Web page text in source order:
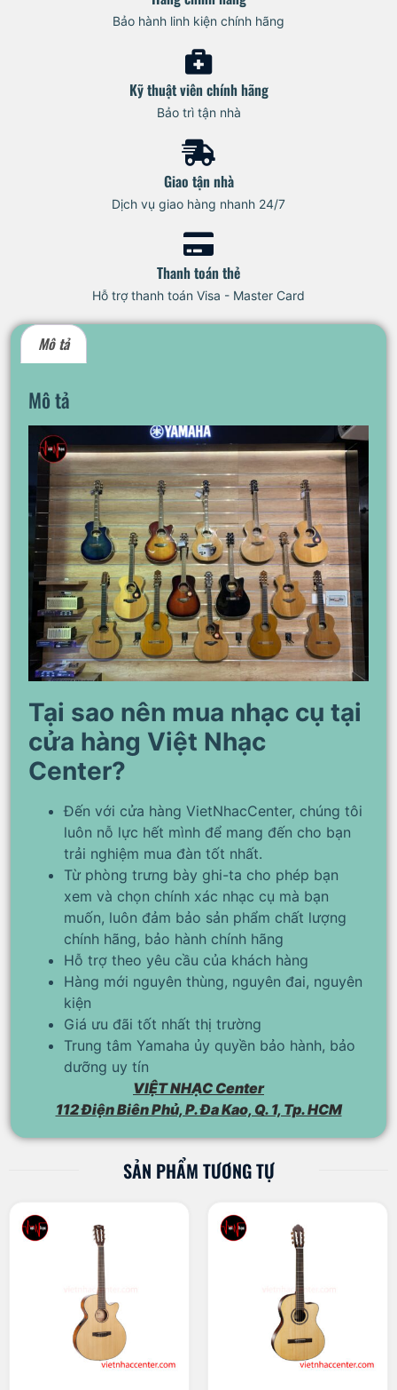
Bảo hành linh kiện chính hãng
Kỹ thuật viên chính hãng
Bảo trì tận nhà
Giao tận nhà
Dịch vụ giao hàng nhanh 24/7
Thanh toán thẻ
Hỗ trợ thanh toán Visa - Master Card
Mô tả
Mô tả
Tại sao nên mua nhạc cụ tại
cửa hàng Việt Nhạc
Center?
Đến với cửa hàng VietNhacCenter, chúng tôi
luôn nỗ lực hết mình để mang đến cho bạn
trải nghiệm mua đàn tốt nhất.
Từ phòng trưng bày ghi-ta cho phép bạn
xem và chọn chính xác nhạc cụ mà bạn
muốn, luôn đảm bảo sản phẩm chất lượng
chính hãng, bảo hành chính hãng
Hỗ trợ theo yêu cầu của khách hàng
Hàng mới nguyên thùng, nguyên đai, nguyên
kiện
Giá ưu đãi tốt nhất thị trường
Trung tâm Yamaha ủy quyền bảo hành, bảo
dưỡng uy tín
VIỆT NHẠC Center
112 Điện Biên Phủ, P. Đa Kao, Q. 1, Tp. HCM
SẢN PHẨM TƯƠNG TỰ